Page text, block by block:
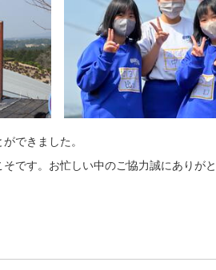
できました。
です。お忙しい中のご協力誠にありが